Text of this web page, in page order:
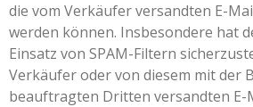
die vom Verkäufer versandten E-
werden können. Insbesondere hat
Einsatz von SPAM-Filtern
Verkäufer oder von diesem mit der
beauftragten Dritten versandten E-